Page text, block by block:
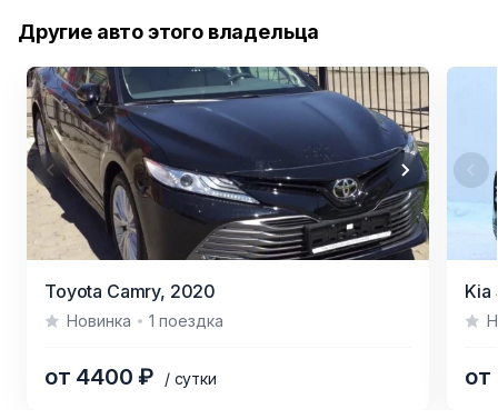
Другие авто этого владельца
Toyota Camry, 2020
Новинка 1 поездка
от 4400 ₽ / сутки
Kia